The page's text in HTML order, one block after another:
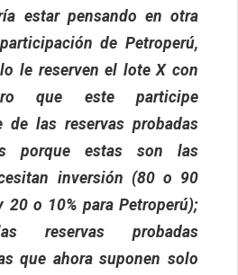
estar pensando en otra
de Petroperú,
le reserven el lote X con
que este participe
de las reservas probadas
porque estas son las
inversión (80 o 90
20 o 10% para Petroperú);
reservas probadas
que ahora suponen solo